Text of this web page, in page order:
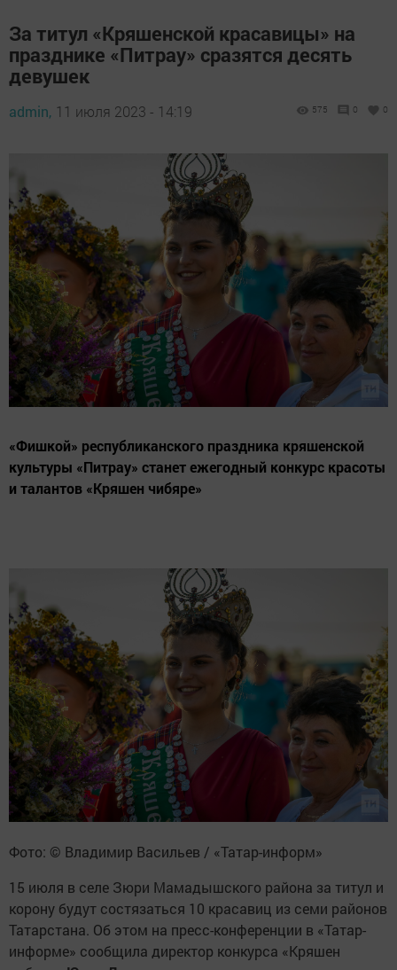
За титул «Кряшенской красавицы» на
празднике «Питрау» сразятся десять
девушек
admin, 11 июля 2023 - 14:19 575 0 0
«Фишкой» республиканского праздника кряшенской
культуры «Питрау» станет ежегодный конкурс красоты
и талантов «Кряшен чибяре»
Фото: © Владимир Васильев / «Татар-информ»
15 июля в селе Зюри Мамадышского района за титул и
корону будут состязаться 10 красавиц из семи районов
Татарстана. Об этом на пресс-конференции в «Татар-
информе» сообщила директор конкурса «Кряшен